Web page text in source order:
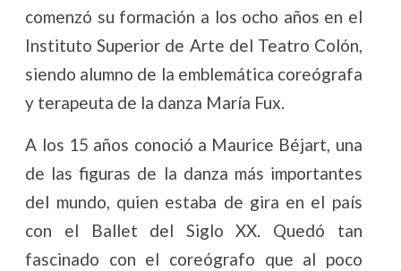
comenzó su formación a los ocho años en el
Instituto Superior de Arte del Teatro Colón,
siendo alumno de la emblemática coreógrafa
y terapeuta de la danza María Fux.
A los 15 años conoció a Maurice Béjart, una
de las figuras de la danza más importantes
del mundo, quien estaba de gira en el país
con el Ballet del Siglo XX. Quedó tan
fascinado con el coreógrafo que al poco